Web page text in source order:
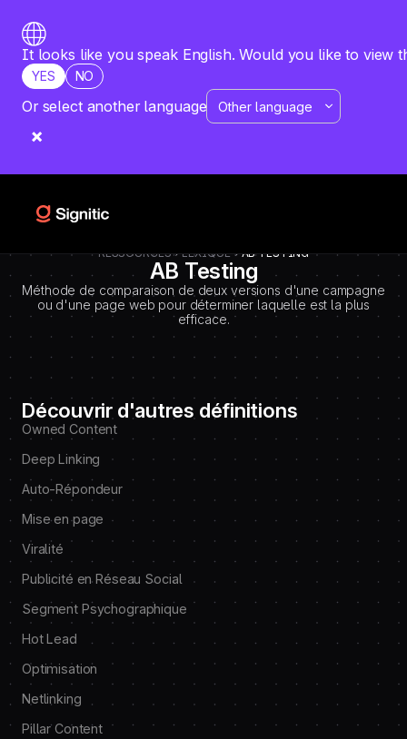
DEBUT CODE E - TEMPLATE CMS DEFINITIONS / LEXIQUE
Emplacement Webflow: Template CMS Definitions > Page settings >
Custom code > Inside tag
It looks like you speak English. Would you like to view
YES NO
Or select another language
RESSOURCES LEXIQUE AB TESTING
AB Testing
Méthode de comparaison de deux versions d'une campagne
ou d'une page web pour déterminer laquelle est la plus
efficace.
Découvrir d'autres définitions
Owned Content
Deep Linking
Auto-Répondeur
Mise en page
Viralité
Publicité en Réseau Social
Segment Psychographique
Hot Lead
Optimisation
Netlinking
Pillar Content